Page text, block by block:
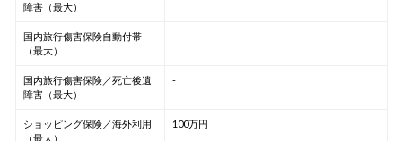
障害（最大）
国内旅行傷害保険自動付帯
（最大）
-
国内旅行傷害保険／死亡後遺
障害（最大）
-
ショッピング保険／海外利用
（最大）
100万円